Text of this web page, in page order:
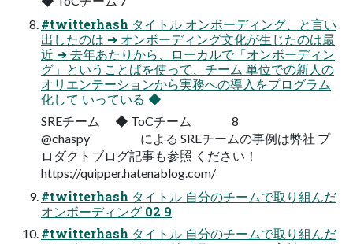
#twitterhash タイトル オンボーディング、と言い
出したのは ➔ オンボーディング文化が生じたのは最
近 ➔ 去年あたりから、ローカルで「オンボーディン
グ」ということばを使って、チーム 単位での新人の
オリエンテーションから実務への導入をプログラム
化して いっている ◆
SREチーム ◆ ToCチーム 8
@chaspy による SREチームの事例は弊社 プ
ロダクトブログ記事も参照 ください！
https://quipper.hatenablog.com/
#twitterhash タイトル 自分のチームで取り組んだ
オンボーディング 02 9
#twitterhash タイトル 自分のチームで取り組んだ